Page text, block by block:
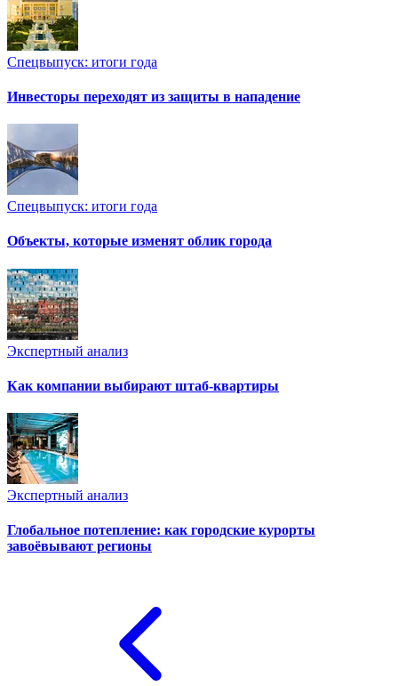
Спецвыпуск: итоги года
Инвесторы переходят из защиты в нападение
Спецвыпуск: итоги года
Объекты, которые изменят облик города
Экспертный анализ
Как компании выбирают штаб-квартиры
Экспертный анализ
Глобальное потепление: как городские курорты
завоёвывают регионы